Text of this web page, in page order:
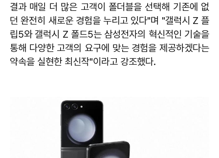
결과 매일 더 많은 고객이 폴더블을 선택해 기존에 없
던 완전히 새로운 경험을 누리고 있다"며 "갤럭시 Z 플
립5와 갤럭시 Z 폴드5는 삼성전자의 혁신적인 기술을
통해 다양한 고객의 요구에 맞는 경험을 제공하겠다는
약속을 실현한 최신작"이라고 강조했다.